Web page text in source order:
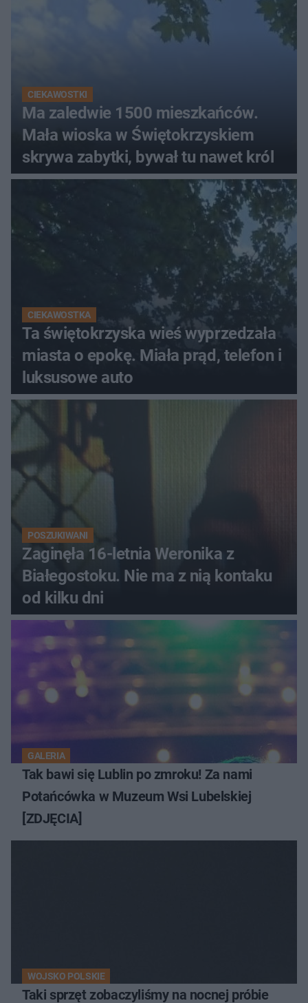
CIEKAWOSTKI
Ma zaledwie 1500 mieszkańców.
Mała wioska w Świętokrzyskiem
skrywa zabytki, bywał tu nawet król
CIEKAWOSTKA
Ta świętokrzyska wieś wyprzedzała
miasta o epokę. Miała prąd, telefon i
luksusowe auto
POSZUKIWANI
Zaginęła 16-letnia Weronika z
Białegostoku. Nie ma z nią kontaku
od kilku dni
GALERIA
Tak bawi się Lublin po zmroku! Za nami
Potańcówka w Muzeum Wsi Lubelskiej
[ZDJĘCIA]
WOJSKO POLSKIE
Taki sprzęt zobaczyliśmy na nocnej próbie